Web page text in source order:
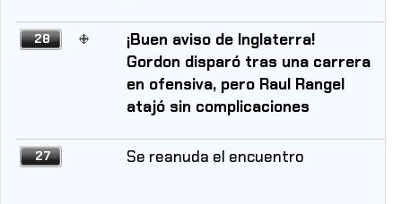
28
¡Buen aviso de Inglaterra!
Gordon disparó tras una carrera
en ofensiva, pero Raul Rangel
atajó sin complicaciones
27 Se reanuda el encuentro